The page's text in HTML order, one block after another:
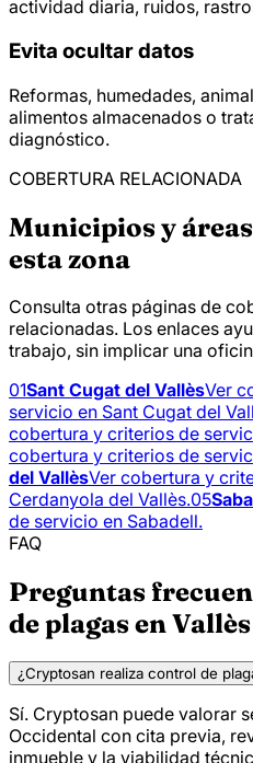
actividad diaria, ruidos,
Evita ocultar datos
Reformas, humedades,
alimentos almacenados o
diagnóstico.
COBERTURA RELACIONADA
Municipios y
esta zona
Consulta otras páginas de
relacionadas. Los enlaces
trabajo, sin implicar una
01Sant Cugat del VallèsVer
servicio en Sant Cugat del
cobertura y criterios de
cobertura y criterios de
del VallèsVer cobertura y
Cerdanyola del Vallès.05
de servicio en Sabadell.
FAQ
Preguntas
de plagas en
¿Cryptosan realiza control de
Sí. Cryptosan puede valorar
Occidental con cita previa,
inmueble y la viabilidad